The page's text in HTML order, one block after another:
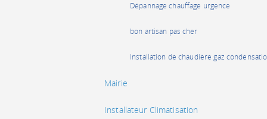
Dépannage chauffage urgence
bon artisan pas cher
Installation de chaudière gaz
Mairie
Installateur Climatisation